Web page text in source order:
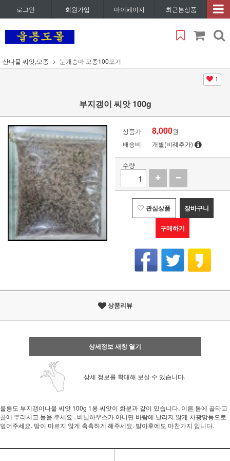
로그인 회원가입 마이페이지 최근본상품
산나물 씨앗,모종 눈개승마 모종100포기
1
부지갱이 씨앗 100g
상품가 8,000원
배송비
개별(비례추가)
수량
관심상품 장바구니
구매하기
상품리뷰
상세정보 새창 열기
상세 정보를 확대해 보실 수 있습니다.
울릉도 부지갱이나물 씨앗 100g 1봉 씨앗이 화분과 같이 있습니다. 이른 봄에 골타고
골에 뿌리시고 물을 주세요 . 비닐하우스가 아니면 바람에 날리지 않게 차광망등으로
덮어주세요. 땅이 마르지 않게 촉촉하게 해주세요. 발아후에도 마찬가지 입니다.